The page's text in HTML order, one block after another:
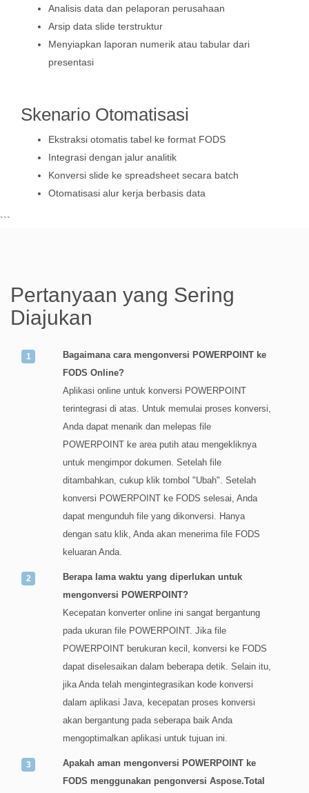
Analisis data dan pelaporan perusahaan
Arsip data slide terstruktur
Menyiapkan laporan numerik atau tabular dari
presentasi
Skenario Otomatisasi
Ekstraksi otomatis tabel ke format FODS
Integrasi dengan jalur analitik
Konversi slide ke spreadsheet secara batch
Otomatisasi alur kerja berbasis data
```
Pertanyaan yang Sering
Diajukan
Bagaimana cara mengonversi POWERPOINT ke
FODS Online?
Aplikasi online untuk konversi POWERPOINT
terintegrasi di atas. Untuk memulai proses konversi,
Anda dapat menarik dan melepas file
POWERPOINT ke area putih atau mengekliknya
untuk mengimpor dokumen. Setelah file
ditambahkan, cukup klik tombol "Ubah". Setelah
konversi POWERPOINT ke FODS selesai, Anda
dapat mengunduh file yang dikonversi. Hanya
dengan satu klik, Anda akan menerima file FODS
keluaran Anda.
Berapa lama waktu yang diperlukan untuk
mengonversi POWERPOINT?
Kecepatan konverter online ini sangat bergantung
pada ukuran file POWERPOINT. Jika file
POWERPOINT berukuran kecil, konversi ke FODS
dapat diselesaikan dalam beberapa detik. Selain itu,
jika Anda telah mengintegrasikan kode konversi
dalam aplikasi Java, kecepatan proses konversi
akan bergantung pada seberapa baik Anda
mengoptimalkan aplikasi untuk tujuan ini.
Apakah aman mengonversi POWERPOINT ke
FODS menggunakan pengonversi Aspose.Total